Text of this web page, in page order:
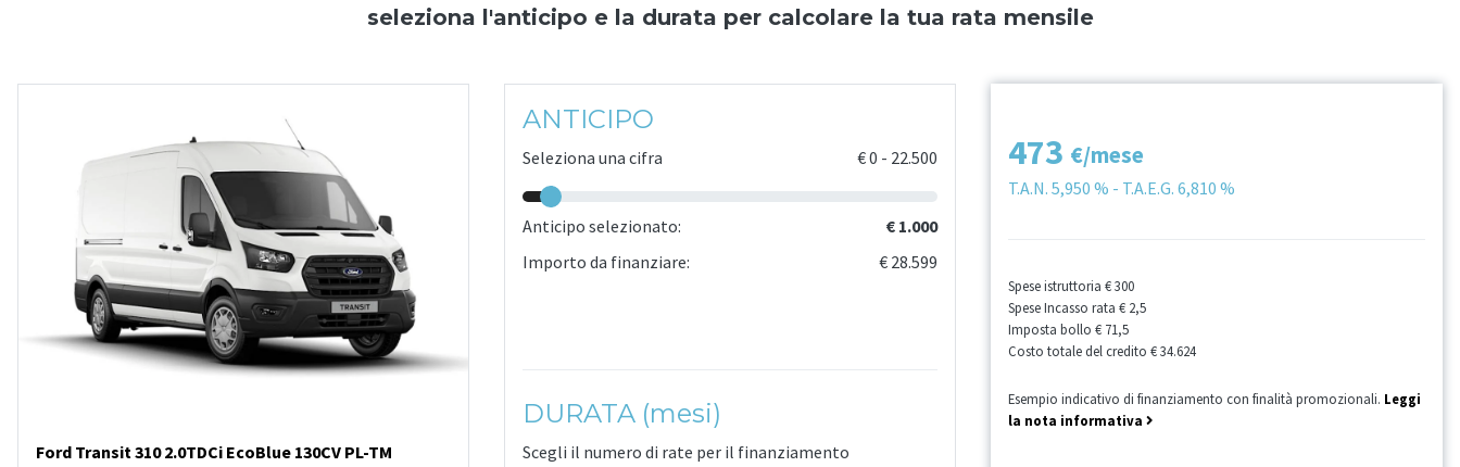
seleziona l'anticipo e la durata per calcolare la tua rata mensile
Ford Transit 310 2.0TDCi EcoBlue 130CV PL-TM
ANTICIPO
Seleziona una cifra €0 - 22.500
Anticipo selezionato:
€ 1.000
Importo da finanziare:
€ 28.599
DURATA (mesi)
Scegli il numero di rate per il finanziamento
473 €/mese
T.A.N. 5,950 % - T.A.E.G. 6,810 %
Spese istruttoria € 300
Spese Incasso rata € 2,5
Imposta bollo € 71,5
Costo totale del credito € 34.624
Esempio indicativo di finanziamento con finalità promozionali. Leggi
la nota informativa